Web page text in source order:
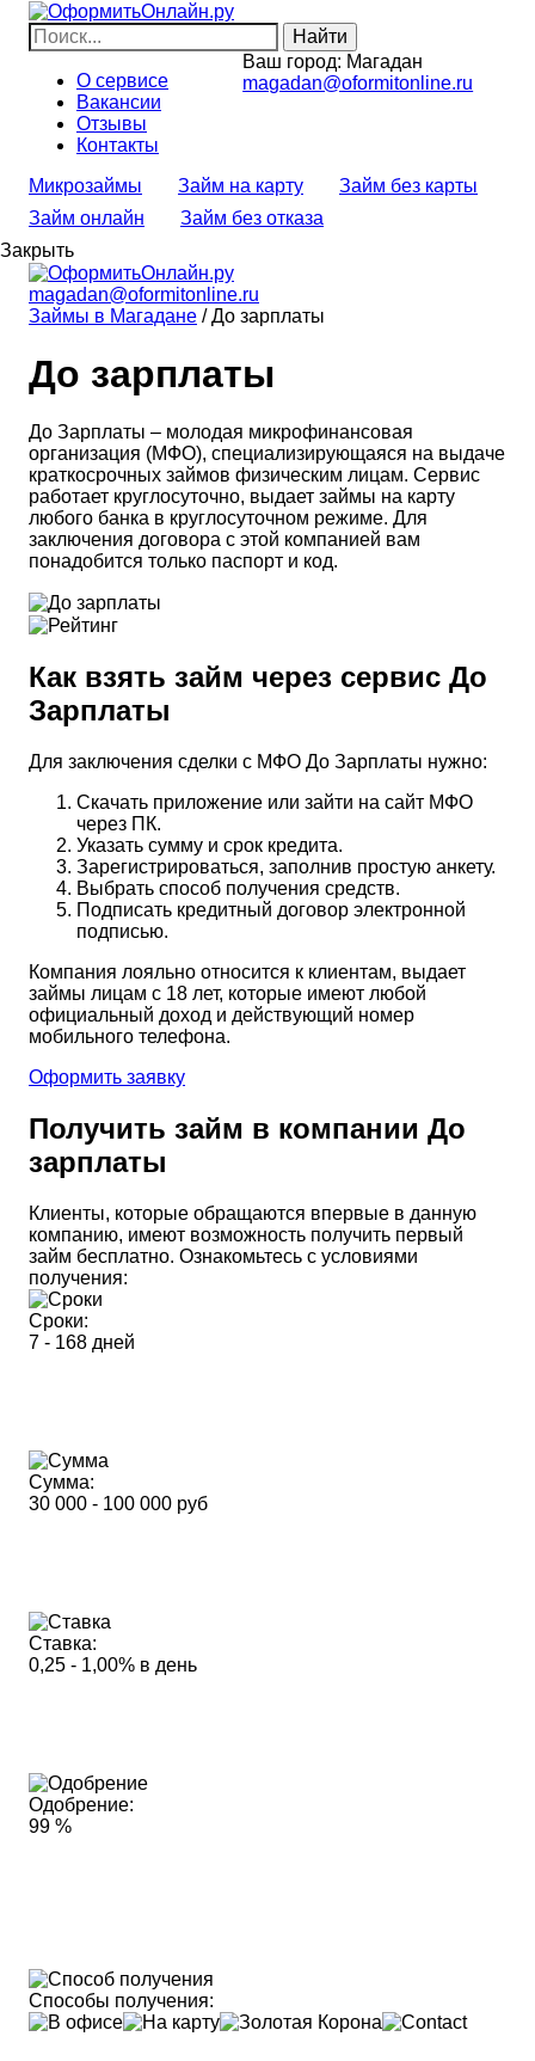
О сервисе
Вакансии
Отзывы
Контакты
Ваш город: Магадан
magadan@oformitonline.ru
Микрозаймы Займ на карту
Займ без карты
Займ онлайн
Займ без отказа
Закрыть
magadan@oformitonline.ru
Займы в Магадане / До зарплаты
До зарплаты
До Зарплаты – молодая микрофинансовая
организация (МФО), специализирующаяся на выдаче
краткосрочных займов физическим лицам. Сервис
работает круглосуточно, выдает займы на карту
любого банка в круглосуточном режиме. Для
заключения договора с этой компанией вам
понадобится только паспорт и код.
Как взять займ через сервис До
Зарплаты
Для заключения сделки с МФО До Зарплаты нужно:
Скачать приложение или зайти на сайт МФО
через ПК.
Указать сумму и срок кредита.
Зарегистрироваться, заполнив простую анкету.
Выбрать способ получения средств.
Подписать кредитный договор электронной
подписью.
Компания лояльно относится к клиентам, выдает
займы лицам с 18 лет, которые имеют любой
официальный доход и действующий номер
мобильного телефона.
Оформить заявку
Получить займ в компании До
зарплаты
Клиенты, которые обращаются впервые в данную
компанию, имеют возможность получить первый
займ бесплатно. Ознакомьтесь с условиями
получения:
Сроки:
7 - 168 дней
Сумма:
30 000 - 100 000 руб
Ставка:
0,25 - 1,00% в день
Одобрение:
99 %
Способы получения: